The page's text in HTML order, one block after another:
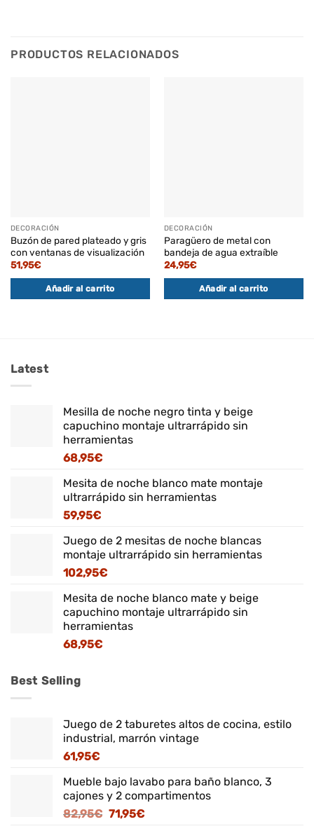
PRODUCTOS RELACIONADOS
DECORACIÓN
Buzón de pared plateado y gris
con ventanas de visualización
51,95€
Añadir al carrito
DECORACIÓN
Paragüero de metal con
bandeja de agua extraíble
24,95€
Añadir al carrito
Latest
Mesilla de noche negro tinta y beige
capuchino montaje ultrarrápido sin
herramientas
68,95€
Mesita de noche blanco mate montaje
ultrarrápido sin herramientas
59,95€
Juego de 2 mesitas de noche blancas
montaje ultrarrápido sin herramientas
102,95€
Mesita de noche blanco mate y beige
capuchino montaje ultrarrápido sin
herramientas
68,95€
Best Selling
Juego de 2 taburetes altos de cocina, estilo
industrial, marrón vintage
61,95€
Mueble bajo lavabo para baño blanco, 3
cajones y 2 compartimentos
82,95€ El
71,95€El